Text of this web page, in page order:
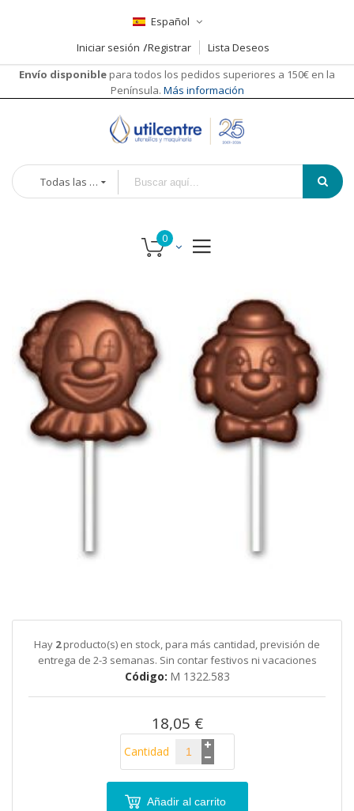
Español
Iniciar sesión
Registrar
Lista Deseos
Envío disponible para todos los pedidos superiores a 150€ en la
Península. Más información
Todas las categorías
galería
de
imágenes
comienzo
galería
imágenes
Hay 2producto(s) en stock, para más cantidad, previsión de
entrega de 2-3 semanas. Sin contar festivos ni vacaciones
Código M 1322.583
18,05 €
Cantidad
Añadir al carrito